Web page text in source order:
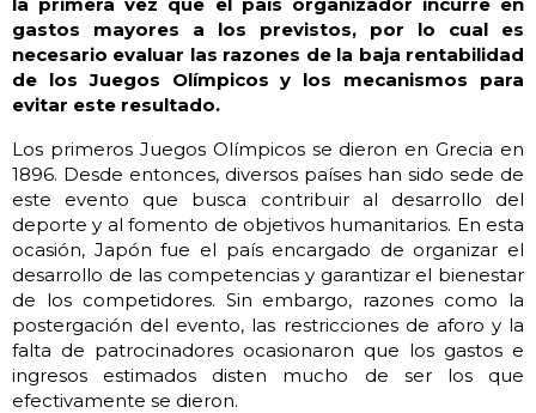
gastos mayores a los previstos, por lo cual es
necesario evaluar las razones de la baja rentabilidad
de los Juegos Olímpicos y los mecanismos para
evitar este resultado.
Los primeros Juegos Olímpicos se dieron en Grecia en
1896. Desde entonces, diversos países han sido sede de
este evento que busca contribuir al desarrollo del
deporte y al fomento de objetivos humanitarios. En esta
ocasión, Japón fue el país encargado de organizar el
desarrollo de las competencias y garantizar el bienestar
de los competidores. Sin embargo, razones como la
postergación del evento, las restricciones de aforo y la
falta de patrocinadores ocasionaron que los gastos e
ingresos estimados disten mucho de ser los que
efectivamente se dieron.